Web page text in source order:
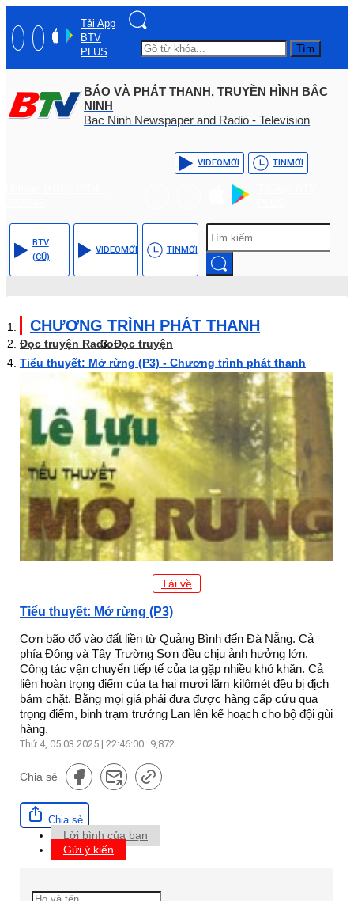
Tải App
BTV
PLUS
Tìm
BÁO VÀ PHÁT THANH, TRUYỀN HÌNH BẮC
NINH
Bac Ninh Newspaper and Radio - Television
VIDEOMỚI TINMỚI
BTV
(CŨ)
VIDEOMỚI TINMỚI
CHƯƠNG TRÌNH PHÁT THANH
Đọc truyện RadioĐọc truyện
Tiểu thuyết: Mở rừng (P3) - Chương trình phát thanh
Tải về
Tiểu thuyết: Mở rừng (P3)
Cơn bão đổ vào đất liền từ Quảng Bình đến Đà Nẵng. Cả
phía Đông và Tây Trường Sơn đều chịu ảnh hưởng lớn.
Công tác vận chuyển tiếp tế của ta gặp nhiều khó khăn. Cả
liên hoàn trọng điểm của ta hai mươi lăm kilômét đều bị địch
bám chặt. Bằng mọi giá phải đưa được hàng cấp cứu qua
trọng điểm, binh trạm trưởng Lan lên kế hoạch cho bộ đội gùi
hàng.
Thứ 4, 05.03.2025 | 22:46:00 9,872
Chia sẻ
Chia sẻ
Lời bình của bạn
Gửi ý kiến